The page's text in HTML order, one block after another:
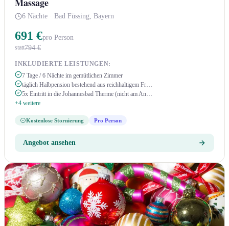
6 Nächte · Bad Füssing, Bayern
691 €pro Person
statt794 €
INKLUDIERTE LEISTUNGEN:
7 Tage / 6 Nächte im gemütlichen Zimmer
täglich Halbpension bestehend aus reichhaltigem Fr…
5x Eintritt in die Johannesbad Therme (nicht am An…
+4 weitere
Kostenlose Stornierung Pro Person
Angebot ansehen